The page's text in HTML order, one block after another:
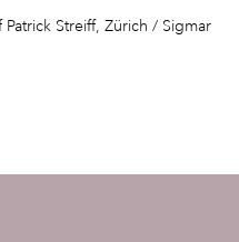
Streiff, Zürich / Sigmar